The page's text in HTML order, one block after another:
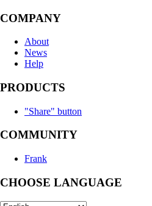
COMPANY
About
News
Help
PRODUCTS
"Share" button
COMMUNITY
Frank
CHOOSE LANGUAGE